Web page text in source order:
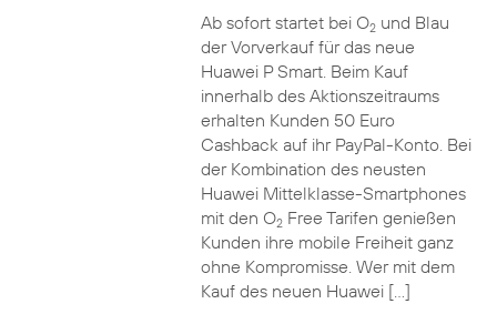
Ab sofort startet bei O2und Blau
der Vorverkauf für das neue
Huawei P Smart. Beim Kauf
innerhalb des Aktionszeitraums
erhalten Kunden 50 Euro
Cashback auf ihr PayPal-Konto. Bei
der Kombination des neusten
Huawei Mittelklasse-Smartphones
mit den O2Free Tarifen genießen
Kunden ihre mobile Freiheit ganz
ohne Kompromisse. Wer mit dem
Kauf des neuen Huawei […]